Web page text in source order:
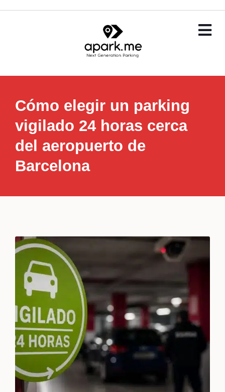
Cómo elegir un parking
vigilado 24 horas cerca
del aeropuerto de
Barcelona